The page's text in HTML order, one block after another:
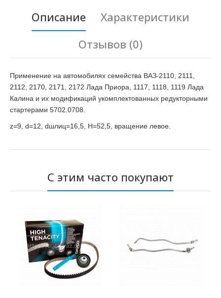
Описание
Характеристики
Отзывов (0)
Применение на автомобилях семейства ВАЗ-2110, 2111,
2112, 2170, 2171, 2172 Лада Приора, 1117, 1118, 1119 Лада
Калина и их модификаций укомплектованных редукторными
стартерами 5702.0708.
z=9, d=12, dшлиц=16,5, H=52,5, вращение левое.
С этим часто покупают